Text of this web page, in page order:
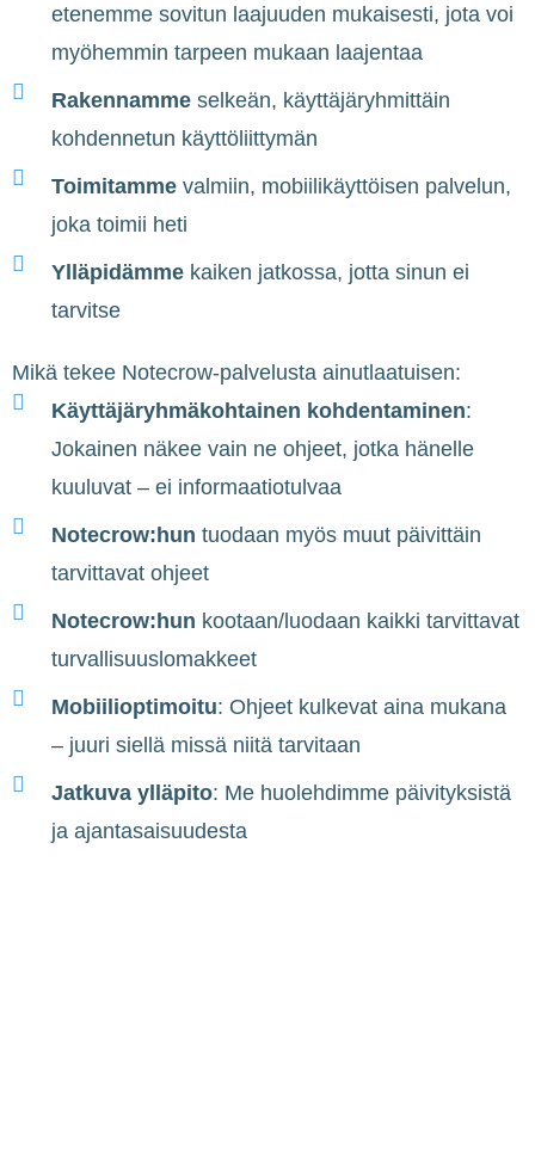
etenemme sovitun laajuuden mukaisesti, jota voi
myöhemmin tarpeen mukaan laajentaa
Rakennammeselkeän, käyttäjäryhmittäin
kohdennetun käyttöliittymän
Toimitammevalmiin, mobiilikäyttöisen palvelun,
joka toimii heti
Ylläpidämmekaiken jatkossa, jotta sinun ei
tarvitse
Mikä tekee Notecrow-palvelusta ainutlaatuisen:
Käyttäjäryhmäkohtainen kohdentaminen:
Jokainen näkee vain ne ohjeet, jotka hänelle
kuuluvat – ei informaatiotulvaa
Notecrow:hun tuodaan myös muut päivittäin
tarvittavat ohjeet
Notecrow:hun kootaan/luodaan kaikki tarvittavat
turvallisuuslomakkeet
Mobiilioptimoitu: Ohjeet kulkevat aina mukana
– juuri siellä missä niitä tarvitaan
Jatkuva ylläpito: Me huolehdimme päivityksistä
ja ajantasaisuudesta